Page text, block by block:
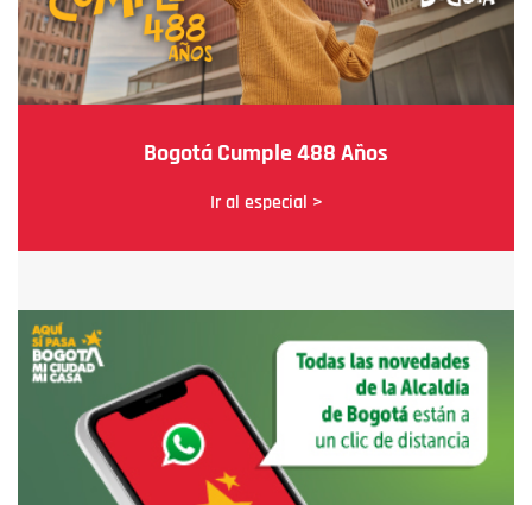
Bogotá Cumple 488 Años
Ir al especial >